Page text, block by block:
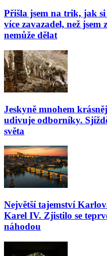
Přišla jsem na trik, jak
více zavazadel, než
nemůže dělat
Jeskyně mnohem
udivuje odborníky.
světa
Největší tajemství
Karel IV. Zjistilo se
náhodou